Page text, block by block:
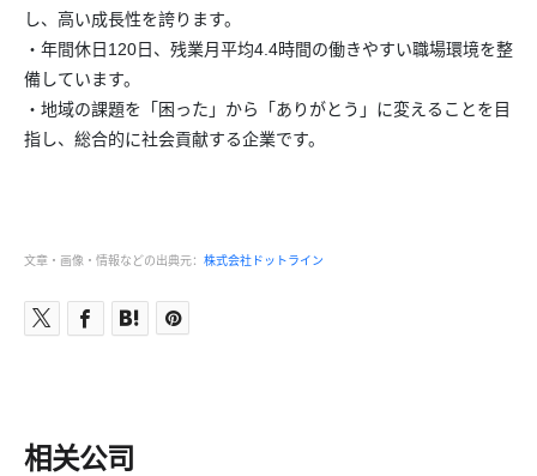
し、高い成長性を誇ります。
・年間休日120日、残業月平均4.4時間の働きやすい職場環境を整
備しています。
・地域の課題を「困った」から「ありがとう」に変えることを目
指し、総合的に社会貢献する企業です。
文章・画像・情報などの出典元： 株式会社ドットライン
相关公司